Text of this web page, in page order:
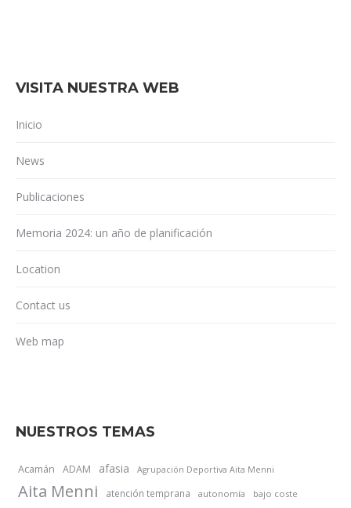
VISITA NUESTRA WEB
Inicio
News
Publicaciones
Memoria 2024: un año de planificación
Location
Contact us
Web map
NUESTROS TEMAS
Acamán ADAM afasia Agrupación Deportiva Aita Menni
Aita Menni atención temprana autonomía bajo coste